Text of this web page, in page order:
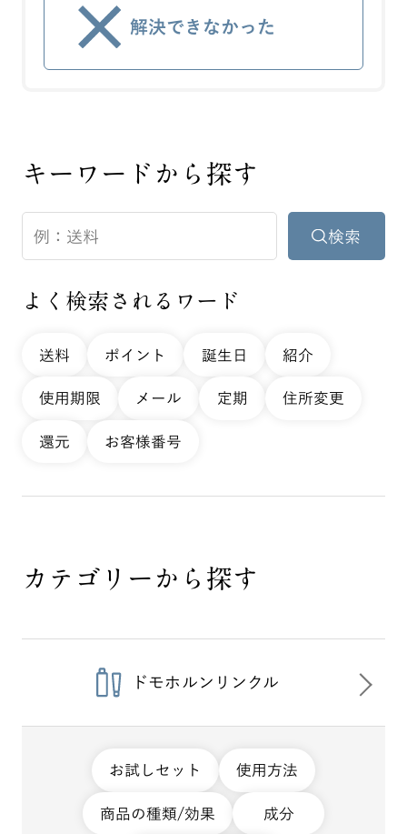
解決できなかった
キーワードから探す
よく検索されるワード
送料 ポイント 誕生日 紹介
使用期限 メール 定期 住所変更
還元 お客様番号
カテゴリーから探す
ドモホルンリンクル
お試しセット 使用方法
商品の種類/効果 成分